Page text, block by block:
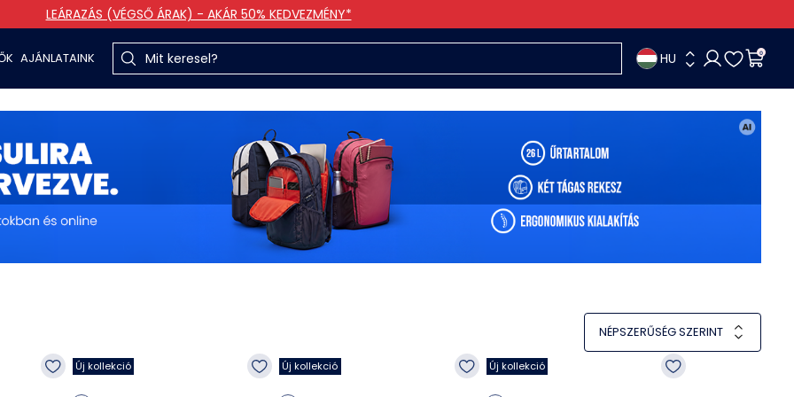
LEÁRAZÁS (VÉGSŐ ÁRAK) - AKÁR 50% KEDVEZMÉNY*
AJÁNLATAINK HU 0
NÉPSZERŰSÉG SZERINT
Új kollekció Új kollekció Új kollekció